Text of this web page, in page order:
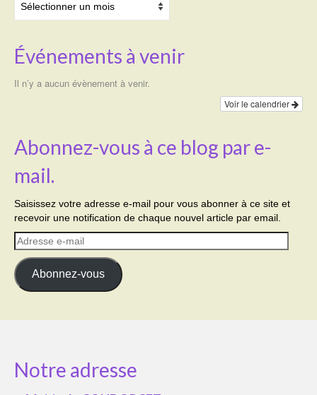
Événements à venir
Il n’y a aucun évènement à venir.
Voir le calendrier
Abonnez-vous à ce blog par e-
mail.
Saisissez votre adresse e-mail pour vous abonner à ce site et
recevoir une notification de chaque nouvel article par email.
Adresse
e-
mail
Abonnez-vous
Notre adresse